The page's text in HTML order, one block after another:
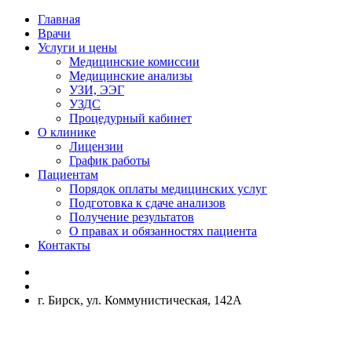
Главная
Врачи
Услуги и цены
Медицинские комиссии
Медицинские анализы
УЗИ, ЭЭГ
УЗДС
Процедурный кабинет
О клинике
Лицензии
График работы
Пациентам
Порядок оплаты медицинских услуг
Подготовка к сдаче анализов
Получение результатов
О правах и обязанностях пациента
Контакты
г. Бирск, ул. Коммунистическая, 142А